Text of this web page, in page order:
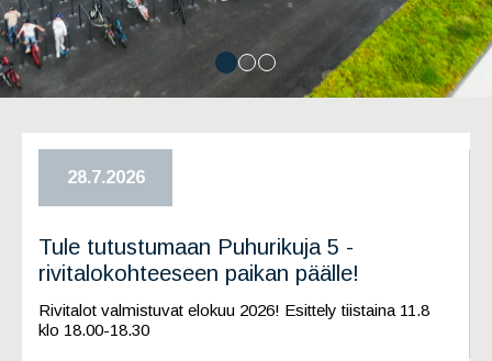
28.7.2026
Tule tutustumaan Puhurikuja 5 -
rivitalokohteeseen paikan päälle!
Rivitalot valmistuvat elokuu 2026! Esittely tiistaina 11.8
klo 18.00-18.30